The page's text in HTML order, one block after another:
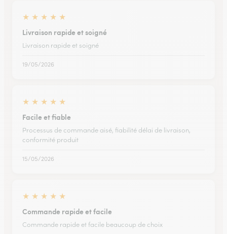
★ ★ ★ ★ ★
Livraison rapide et soigné
Livraison rapide et soigné
19/05/2026
★ ★ ★ ★ ★
Facile et fiable
Processus de commande aisé, fiabilité délai de livraison,
conformité produit
15/05/2026
★ ★ ★ ★ ★
Commande rapide et facile
Commande rapide et facile beaucoup de choix